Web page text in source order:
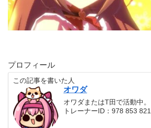
プロフィール
この記事を書いた人
オワダ
オワダまたはT田で活動中。
トレーナーID：978 853 821